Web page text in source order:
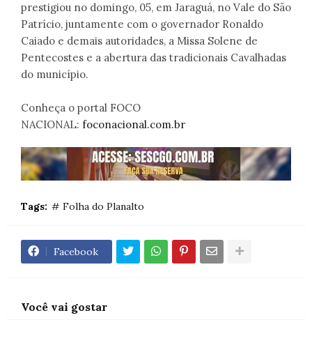
prestigiou no domingo, 05, em Jaraguá, no Vale do São
Patrício, juntamente com o governador Ronaldo
Caiado e demais autoridades, a Missa Solene de
Pentecostes e a abertura das tradicionais Cavalhadas
do município.
Conheça o portal FOCO
NACIONAL: foconacional.com.br
Tags: # Folha do Planalto
Facebook
Você vai gostar